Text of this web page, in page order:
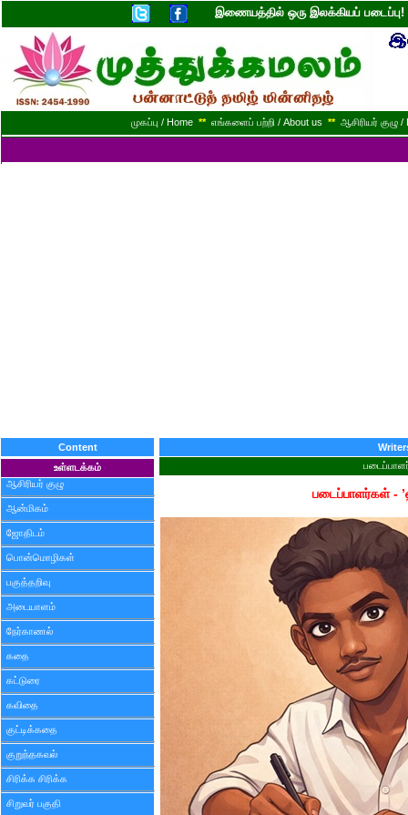
இணையத்தில் ஒரு இலக்கியப்
முகப்பு / Home ** எங்களைப் பற்றி / About us ** ஆசிரியர் குழு
Content
உள்ளடக்கம்
ஆசிரியர் குழு
ஆன்மிகம்
ஜோதிடம்
பொன்மொழிகள்
பகுத்தறிவு
அடையாளம்
நேர்காணல்
கதை
கட்டுரை
கவிதை
குட்டிக்கதை
குறுந்தகவல்
சிரிக்க சிரிக்க
சிறுவர் பகுதி
படைப்பாளர்கள் -